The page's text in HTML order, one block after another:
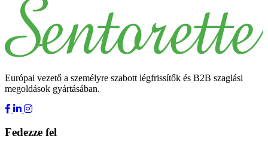
Európai vezető a személyre szabott légfrissítők és B2B szaglási
megoldások gyártásában.
Fedezze fel